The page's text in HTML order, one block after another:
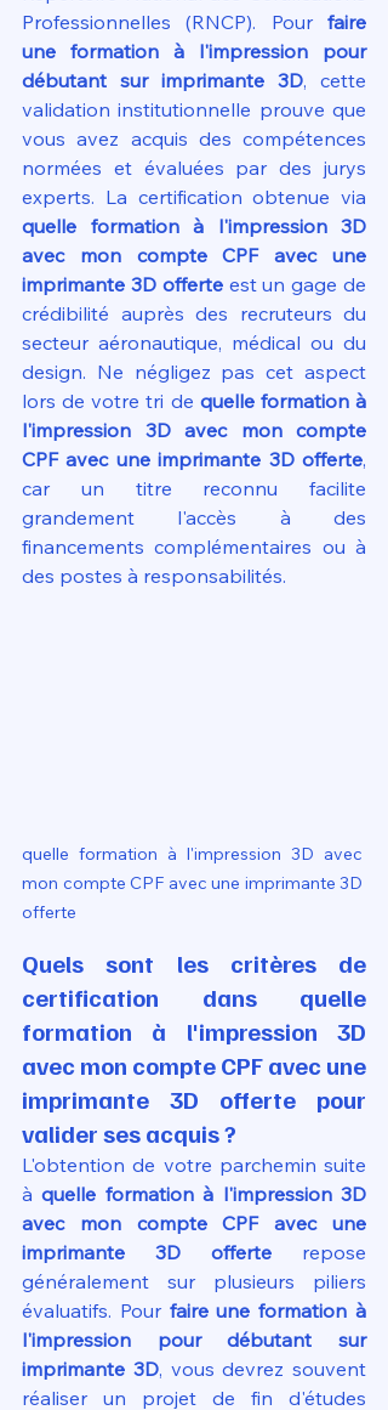
Professionnelles (RNCP). Pour faire
une formation à l'impression pour
débutant sur imprimante 3D, cette
validation institutionnelle prouve que
vous avez acquis des compétences
normées et évaluées par des jurys
quelle formation à l'impression 3D
avec mon compte CPF avec une
imprimante 3D offerte est un gage de
crédibilité auprès des recruteurs du
secteur aéronautique, médical ou du
design. Ne négligez pas cet aspect
lors de votre tri de quelle formation à
l'impression 3D avec mon compte
CPF avec une imprimante 3D offerte,
car un titre reconnu facilite
grandement l'accès à des
financements complémentaires ou à
des postes à responsabilités.
quelle formation à l'impression 3D avec
mon compte CPF avec une imprimante 3D
offerte
Quels sont les critères de
certification dans quelle
formation à l'impression 3D
avec mon compte CPF avec une
imprimante 3D offerte pour
valider ses acquis ?
L'obtention de votre parchemin suite
à quelle formation à l'impression 3D
avec mon compte CPF avec une
imprimante 3D offerte repose
généralement sur plusieurs piliers
évaluatifs. Pour faire une formation à
l'impression pour débutant sur
imprimante 3D, vous devrez souvent
réaliser un projet de fin d'études